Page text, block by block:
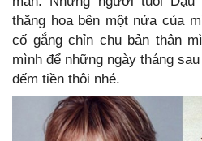
thăng hoa bên một nửa của
cố gắng chỉn chu bản thân
mình để những ngày tháng
đếm tiền thôi nhé.